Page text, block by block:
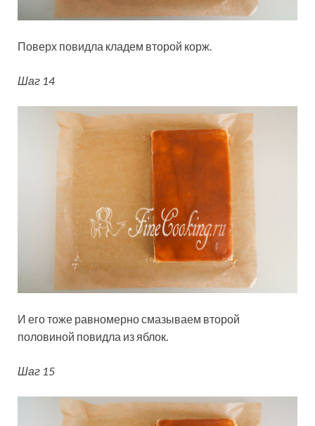
Поверх повидла кладем второй корж.
Шаг 14
И его тоже равномерно смазываем второй
половиной повидла из яблок.
Шаг 15